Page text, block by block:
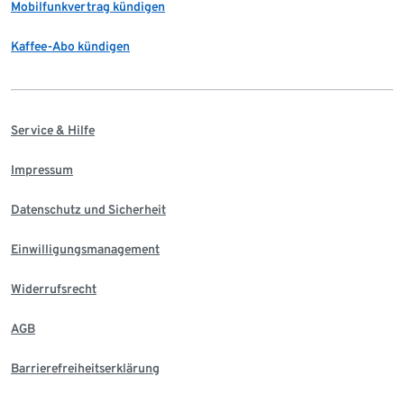
Mobilfunkvertrag kündigen
Kaffee-Abo kündigen
Service & Hilfe
Impressum
Datenschutz und Sicherheit
Einwilligungsmanagement
Widerrufsrecht
AGB
Barrierefreiheitserklärung